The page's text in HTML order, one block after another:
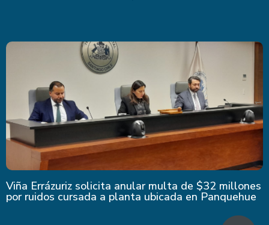
Viña Errázuriz solicita anular multa de $32 millones
por ruidos cursada a planta ubicada en Panquehue